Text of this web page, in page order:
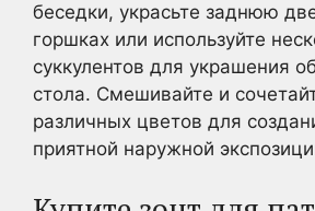
беседки, украсьте заднюю
горшках или используйте
суккулентов для украшения
стола. Смешивайте и
различных цветов для
приятной наружной